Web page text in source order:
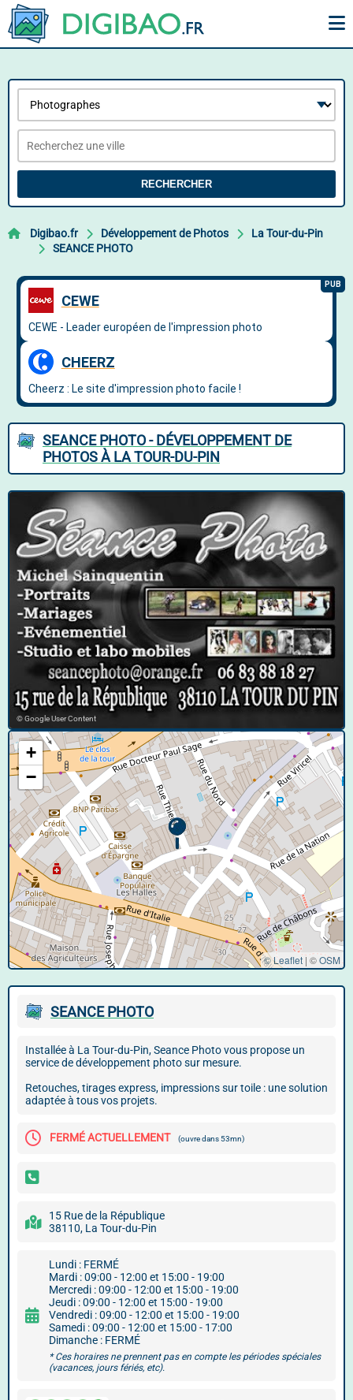
RECHERCHER
Digibao.fr Développement de Photos
La Tour-du-Pin
SEANCE PHOTO
SEANCE PHOTO - DÉVELOPPEMENT DE
PHOTOS À LA TOUR-DU-PIN
© Google User Content
+
−
© Leaflet| ©OSM
SEANCE PHOTO
Installée à La Tour-du-Pin, Seance Photo vous propose un
service de développement photo sur mesure.
Retouches, tirages express, impressions sur toile : une solution
adaptée à tous vos projets.
FERMÉ ACTUELLEMENT (ouvre dans 53mn)
15 Rue de la République
38110, La Tour-du-Pin
Lundi : FERMÉ
Mardi : 09:00 - 12:00 et 15:00 - 19:00
Mercredi : 09:00 - 12:00 et 15:00 - 19:00
Jeudi : 09:00 - 12:00 et 15:00 - 19:00
Vendredi : 09:00 - 12:00 et 15:00 - 19:00
Samedi : 09:00 - 12:00 et 15:00 - 17:00
Dimanche : FERMÉ
* Ces horaires ne prennent pas en compte les périodes spéciales
(vacances, jours fériés, etc).